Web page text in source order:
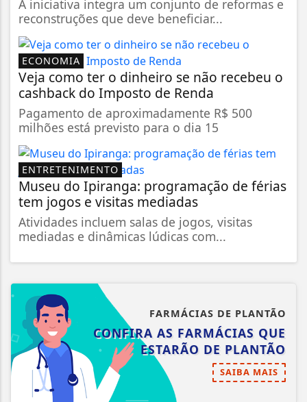
A iniciativa integra um conjunto de reformas e
reconstruções que deve beneficiar...
ECONOMIA
Veja como ter o dinheiro se não recebeu o
cashback do Imposto de Renda
Pagamento de aproximadamente R$ 500
milhões está previsto para o dia 15
ENTRETENIMENTO
Museu do Ipiranga: programação de férias
tem jogos e visitas mediadas
Atividades incluem salas de jogos, visitas
mediadas e dinâmicas lúdicas com...
FARMÁCIAS DE PLANTÃO
CONFIRA AS FARMÁCIAS QUE
ESTARÃO DE PLANTÃO
SAIBA MAIS